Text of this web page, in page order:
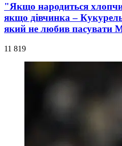
"Якщо народиться
якщо дівчинка –
який не любив пасувати
11 819